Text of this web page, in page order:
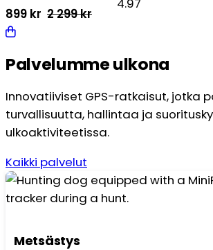
2 299kr
Alkuperäinen
hinta
2
899 kr
Nykyinen
hinta
899 kr.
4.97
Palvelumme ulkona
Innovatiiviset GPS-ratkaisut, jotka
turvallisuutta, hallintaa ja
ulkoaktiviteetissa.
Kaikki palvelut
Metsästys